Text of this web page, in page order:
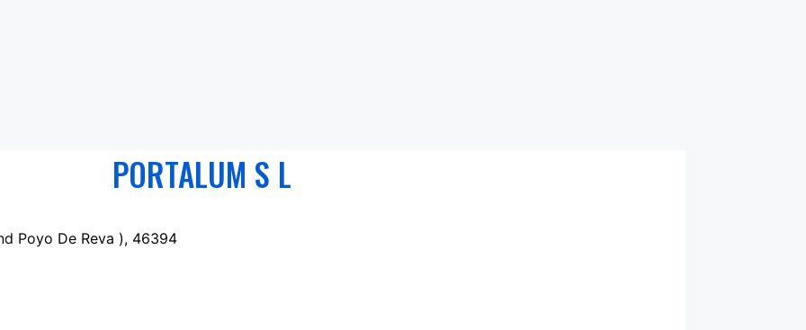
PORTALUM S L
Poyo De Reva ), 46394